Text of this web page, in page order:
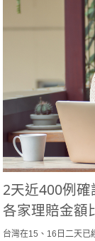
2天近400例
各家理賠金額
台灣在15、16日二天已